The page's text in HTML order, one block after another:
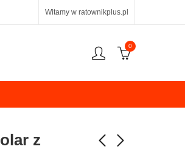
Witamy w ratownikplus.pl
0
z